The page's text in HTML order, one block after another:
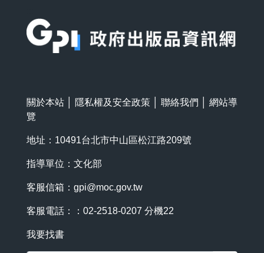
關於本站 隱私權及安全政策 聯絡我們
網站導
覽
地址：10491台北市中山區松江路209號
指導單位：文化部
客服信箱： gpi@moc.gov.tw
客服電話：：02-2518-0207 分機22
我要找書